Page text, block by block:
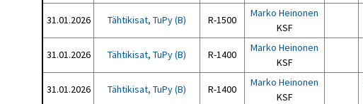
31.01.2026 Tähtikisat, TuPy (B) R-1500
Marko Heinonen
KSF
31.01.2026 Tähtikisat, TuPy (B) R-1400
Marko Heinonen
KSF
31.01.2026 Tähtikisat, TuPy (B) R-1400
Marko Heinonen
KSF